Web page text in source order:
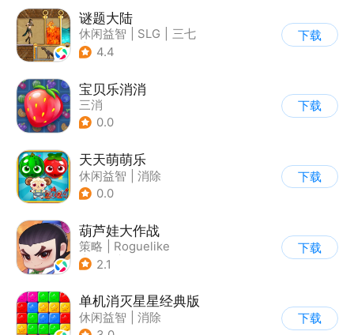
谜题大陆
休闲益智 SLG
三七
| 策略
4.4
下载
宝贝乐消消
三消
0.0
下载
天天萌萌乐
休闲益智
消除
0.0
下载
葫芦娃大作战
策略
Roguelike
| 神话
2.1
下载
单机消灭星星经典版
休闲益智
消除
下载